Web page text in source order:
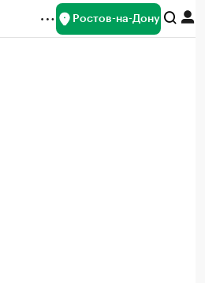
Ростов-на-Дону